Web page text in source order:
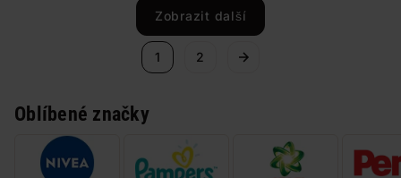
Zobrazit další
1 2
Oblíbené značky